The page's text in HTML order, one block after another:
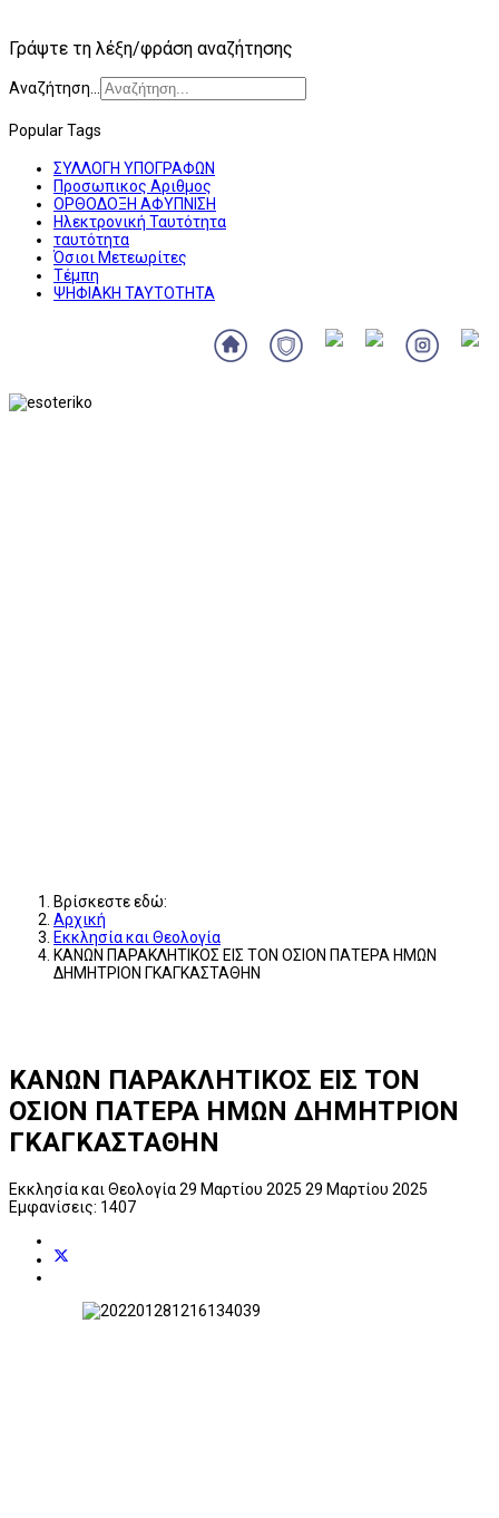
Γράψτε τη λέξη/φράση αναζήτησης
Αναζήτηση...
Popular Tags
ΣΥΛΛΟΓΗ ΥΠΟΓΡΑΦΩΝ
Προσωπικος Αριθμος
ΟΡΘΟΔΟΞΗ ΑΦΥΠΝΙΣΗ
Ηλεκτρονική Ταυτότητα
ταυτότητα
Όσιοι Μετεωρίτες
Τέμπη
ΨΗΦΙΑΚΗ ΤΑΥΤΟΤΗΤΑ
Βρίσκεστε εδώ:
Αρχική
Εκκλησία και Θεολογία
ΚΑΝΩΝ ΠΑΡΑΚΛΗΤΙΚΟΣ ΕΙΣ ΤΟΝ ΟΣΙΟΝ ΠΑΤΕΡΑ ΗΜΩΝ
ΔΗΜΗΤΡΙΟΝ ΓΚΑΓΚΑΣΤΑΘΗΝ
ΚΑΝΩΝ ΠΑΡΑΚΛΗΤΙΚΟΣ ΕΙΣ ΤΟΝ
ΟΣΙΟΝ ΠΑΤΕΡΑ ΗΜΩΝ ΔΗΜΗΤΡΙΟΝ
ΓΚΑΓΚΑΣΤΑΘΗΝ
Εκκλησία και Θεολογία29 Μαρτίου 2025 29 Μαρτίου 2025
Εμφανίσεις: 1407